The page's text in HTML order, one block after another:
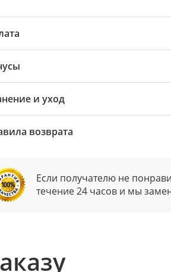
и уход
возврата
Если получателю не
течение 24 часов и мы